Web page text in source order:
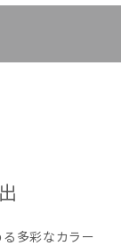
多彩なカラー